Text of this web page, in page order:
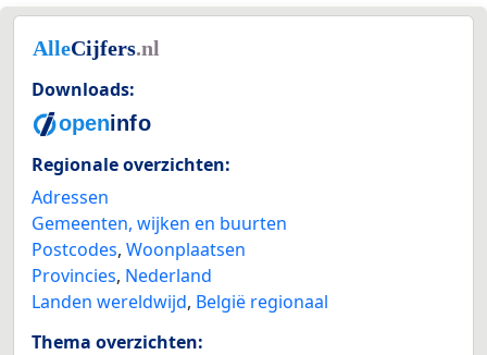
Downloads:
Regionale overzichten:
Adressen
Gemeenten, wijken en buurten
Postcodes, Woonplaatsen
Provincies, Nederland
Landen wereldwijd, België regionaal
Thema overzichten: